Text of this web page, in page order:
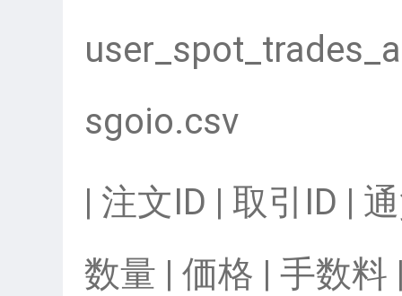
sgoio.csv
| 注文ID | 取引ID |
数量 | 価格 | 手数